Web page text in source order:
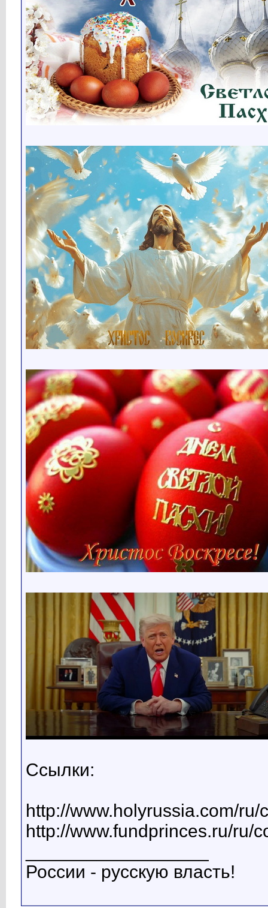
Ссылки:
http://www.holyrussia.com/ru/
http://www.fundprinces.ru/ru/
России - русскую власть!